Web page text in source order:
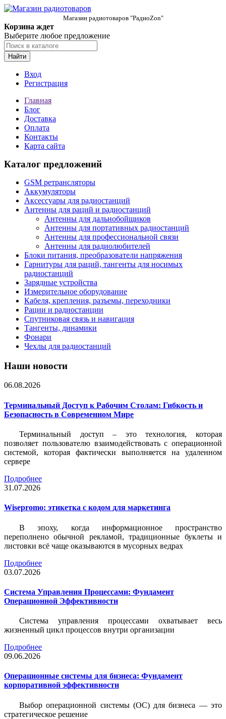
Магазин радиотоваров "РадиоZon"
Корзина ждет
Выберите любое предложение
Найти
Вход
Регистрация
Главная
Блог
Доставка
Оплата
Контакты
Карта сайта
Каталог предложений
GSM ретрансляторы
Аккумуляторы
Аксессуары для радиостанций
Антенны для раций и радиостанций
Антенны для дальнобойщиков
Антенны для портативных радиостанций
Антенны для профессиональной связи
Антенны для радиолюбителей
Блоки питания, преобразователи напряжения
Гарнитуры для раций, тангенты для носимых
радиостанций
Зарядные устройства
Измерительное оборудование
Кабеля, крепления, разъемы, переходники
Рации и радиостанции
Спутниковая связь и навигация
Тангенты, динамики
Фонари
Чехлы для радиостанций
Наши новости
06.08.2026
Терминальный Доступ к Рабочим Столам: Гибкость и
Безопасность в Современном Мире
Терминальный доступ – это технология, которая
позволяет пользователю взаимодействовать с операционной
системой, которая фактически выполняется на удаленном
сервере
Подробнее
31.07.2026
Wisepromo: этикетка c кодом для маркетинга
В эпоху, когда информационное пространство
переполнено обычной рекламой, традиционные буклеты и
листовки всё чаще оказываются в мусорных ведрах
Подробнее
03.07.2026
Система Управления Процессами: Фундамент
Операционной Эффективности
Система управления процессами охватывает весь
жизненный цикл процессов внутри организации
Подробнее
09.06.2026
Операционные системы для бизнеса: Фундамент
корпоративной эффективности
Выбор операционной системы (ОС) для бизнеса — это
стратегическое решение